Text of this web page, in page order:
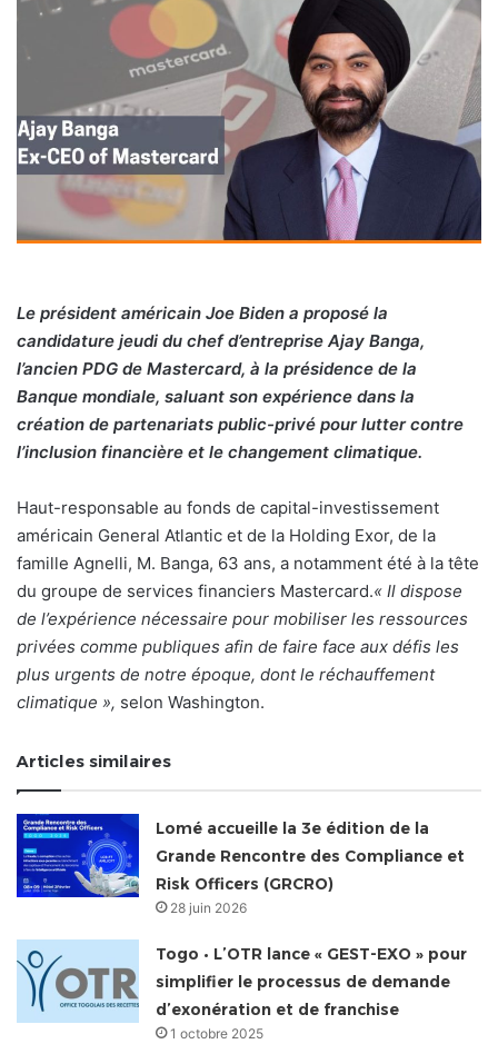
Le président américain Joe Biden a proposé la
candidature jeudi du chef d’entreprise Ajay Banga,
l’ancien PDG de Mastercard, à la présidence de la
Banque mondiale, saluant son expérience dans la
création de partenariats public-privé pour lutter contre
l’inclusion financière et le changement climatique.
Haut-responsable au fonds de capital-investissement
américain General Atlantic et de la Holding Exor, de la
famille Agnelli, M. Banga, 63 ans, a notamment été à la tête
du groupe de services financiers Mastercard.« Il dispose
de l’expérience nécessaire pour mobiliser les ressources
privées comme publiques afin de faire face aux défis les
plus urgents de notre époque, dont le réchauffement
climatique », selon Washington.
Articles similaires
Lomé accueille la 3e édition de la
Grande Rencontre des Compliance et
Risk Officers (GRCRO)
28 juin 2026
Togo • L’OTR lance « GEST-EXO » pour
simplifier le processus de demande
d’exonération et de franchise
1 octobre 2025